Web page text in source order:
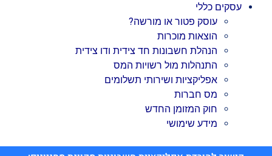
עסקים כללי
עוסק פטור או מורשה?
הוצאות מוכרות
הנהלת חשבונות חד צידית ודו צידית
התנהלות מול רשויות המס
אפליקציות ושירותי תשלומים
מס חברות
חוק המזומן החדש
מידע שימושי